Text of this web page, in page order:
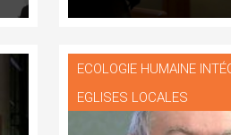
des Petites
ECOLOGIE HUMAINE
EGLISES LOCALES